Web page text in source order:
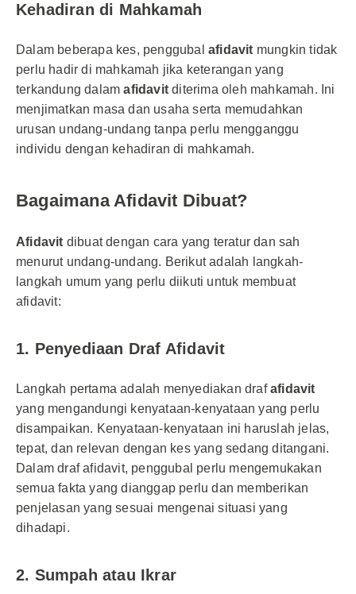
Kehadiran di Mahkamah
Dalam beberapa kes, penggubal afidavit mungkin tidak
perlu hadir di mahkamah jika keterangan yang
terkandung dalamafidavit diterima oleh mahkamah. Ini
menjimatkan masa dan usaha serta memudahkan
urusan undang-undang tanpa perlu mengganggu
individu dengan kehadiran di mahkamah.
Bagaimana Afidavit Dibuat?
Afidavit dibuat dengan cara yang teratur dan sah
menurut undang-undang. Berikut adalah langkah-
langkah umum yang perlu diikuti untuk membuat
afidavit:
1. Penyediaan Draf Afidavit
Langkah pertama adalah menyediakan drafafidavit
yang mengandungi kenyataan-kenyataan yang perlu
disampaikan. Kenyataan-kenyataan ini haruslah jelas,
tepat, dan relevan dengan kes yang sedang ditangani.
Dalam draf afidavit, penggubal perlu mengemukakan
semua fakta yang dianggap perlu dan memberikan
penjelasan yang sesuai mengenai situasi yang
dihadapi.
2. Sumpah atau Ikrar